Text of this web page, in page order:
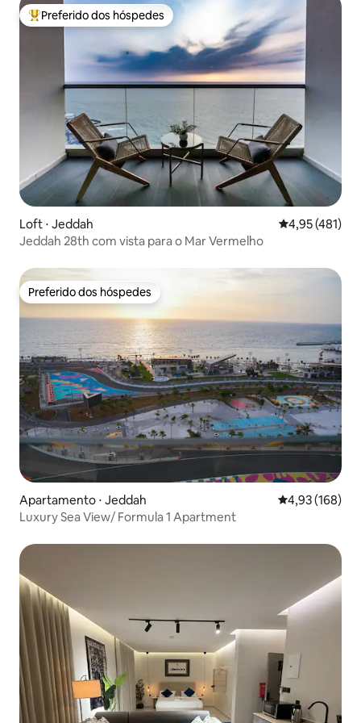
Entre os melhores preferidos dos hóspedes
Preferido dos hóspedes
Loft ⋅ Jeddah 4,95 de uma
4,95 (481)
Jeddah 28th com vista para o Mar Vermelho
Preferido dos hóspedes
Preferido dos hóspedes
Apartamento ⋅ Jeddah 4,93 de uma
4,93 (168)
Luxury Sea View/ Formula 1 Apartment